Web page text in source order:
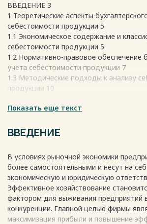
ВВЕДЕНИЕ 3
1 Теоретические аспекты
себестоимости продукции 5
1.1 Экономическое содержание и
себестоимости продукции 5
1.2 Нормативно-правовое обеспечение
учета себестоимости продукции 7
1.3 Методические подходы к анализу
продукции 10
«Александрия» 14
характеристика ЗАО «Александрия» 14
2.2 Организация бухгалтерского учета
совершенствовании 18
2.3 Анализ себестоимости продукции
пути снижения себестоимости
ЗАКЛЮЧЕНИЕ 32
СПИСОК ИСПОЛЬЗОВАННЫХ
Весь текст будет доступенпосле
Показать еще текст
ВВЕДЕНИЕ
В условиях рыночной экономики
более самостоятельными и несут на
экономическую и юридическую
Эффективное хозяйствование
фактором для выживания предприятий
конкуренции. Главной целью фирмы
максимизация прибыли и повышение